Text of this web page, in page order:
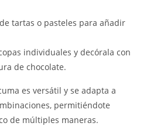
tartas o pasteles para añadir
individuales y decórala con
de chocolate.
es versátil y se adapta a
permitiéndote
de múltiples maneras.